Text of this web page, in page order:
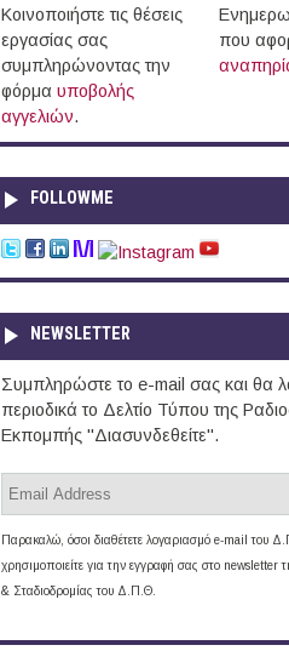
Κοινοποιήστε τις θέσεις
εργασίας σας
συμπληρώνοντας την
φόρμα υποβολής
αγγελιών.
που
FOLLOWME
NEWSLETTER
Συμπληρώστε το e-mail σας και θα
περιοδικά το Δελτίο Τύπου της
Εκπομπής "Διασυνδεθείτε".
Παρακαλώ, όσοι διαθέτετε λογαριασμό e-mail του
χρησιμοποιείτε για την εγγραφή σας στο
& Σταδιοδρομίας του Δ.Π.Θ.